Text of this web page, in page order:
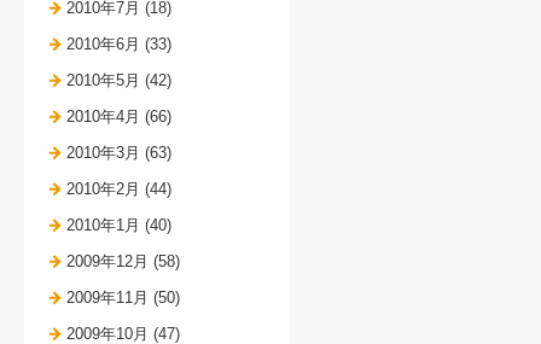
2010年7月 (18)
2010年6月 (33)
2010年5月 (42)
2010年4月 (66)
2010年3月 (63)
2010年2月 (44)
2010年1月 (40)
2009年12月 (58)
2009年11月 (50)
2009年10月 (47)